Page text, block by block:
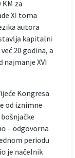
za
XI toma
autora
kapitalni
20 godina, a
XVI
Kongresa
od iznimne
– odgovorna
periodu
je načelnik